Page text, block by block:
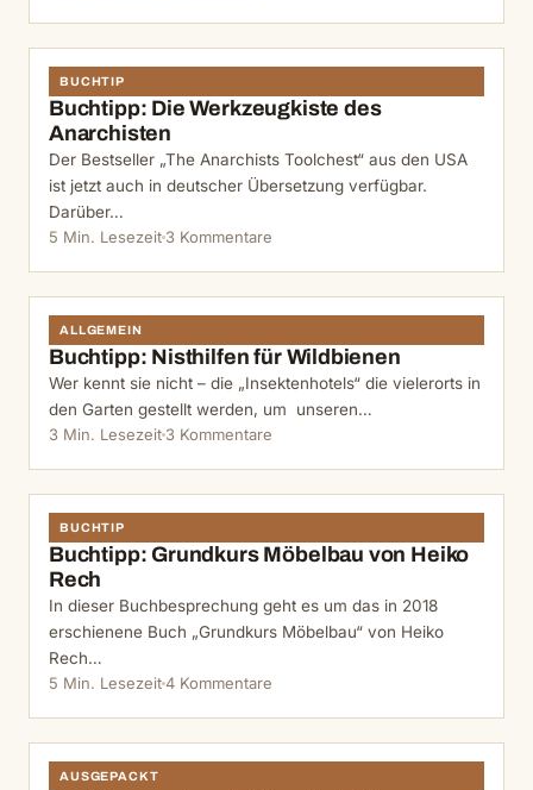
BUCHTIP
Buchtipp: Die Werkzeugkiste des
Anarchisten
Der Bestseller „The Anarchists Toolchest“ aus den USA
ist jetzt auch in deutscher Übersetzung verfügbar.
Darüber…
5 Min. Lesezeit 3 Kommentare
ALLGEMEIN
Buchtipp: Nisthilfen für Wildbienen
Wer kennt sie nicht – die „Insektenhotels“ die vielerorts in
den Garten gestellt werden, um unseren…
3 Min. Lesezeit 3 Kommentare
BUCHTIP
Buchtipp: Grundkurs Möbelbau von Heiko
Rech
In dieser Buchbesprechung geht es um das in 2018
erschienene Buch „Grundkurs Möbelbau“ von Heiko
Rech…
5 Min. Lesezeit4 Kommentare
AUSGEPACKT